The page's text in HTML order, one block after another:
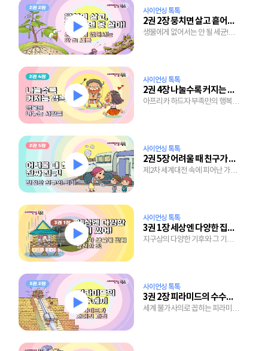
사이언싱 톡톡
2권 2장 뭉치면 살고 흩어지면 못 살아!
생물에게 없어서는 안 될 세균!
사이언싱 톡톡
2권 4장 나눌수록 커지는 행복
아프리카 하드자 부족만의 행복
사이언싱 톡톡
2권 5장 어려울 때 친구가 진짜 친구!
제2차 세계대전 속에 피어난 가슴
사이언싱 톡톡
3권 1장 세상엔 다양한 집이 있어!
지구상의 다양한 기후와 그 기후에
사이언싱 톡톡
3권 2장 피라미드의 수수께끼
세계 불가사의로 꼽히는 피라미드